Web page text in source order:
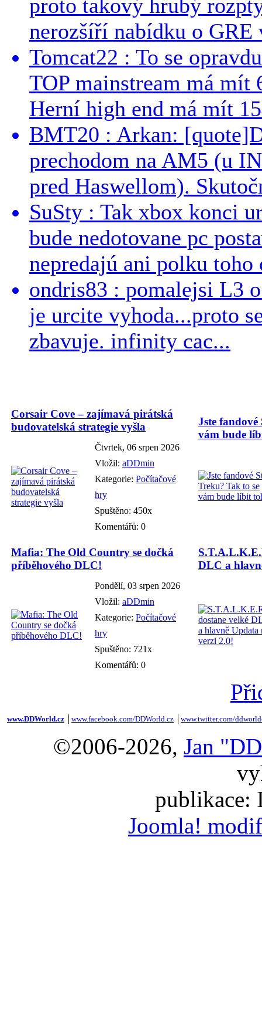
proto takový hrubý
nerozšíří nabídku o GRE
Tomcat22 : To se
TOP mainstream má
Herní high end má mít
BMT20 : Arkan:
prechodom na AM5 (u
pred Haswellom).
SuSty : Tak xbox konci
bude nedotovane pc
nepredajú ani polku toho
ondris83 : pomalejsi L3
je urcite vyhoda...proto
zbavuje. infinity cac...
Corsair Cove – zajímavá pirátská
budovatelská strategie vyšla
Čtvrtek, 06 srpen 2026
Vložil: aDDmin
Kategorie: Počítačové
hry
Spuštěno: 450x
Komentářů: 0
Jste
vám bude
Mafia: The Old Country se dočká
příběhového DLC!
Pondělí, 03 srpen 2026
Vložil: aDDmin
Kategorie: Počítačové
hry
Spuštěno: 721x
Komentářů: 0
DLC a
www.DDWorld.cz www.facebook.com/DDWorld.cz www.twitter.com/
©2006-2026, Jan
publikace:
Joomla!